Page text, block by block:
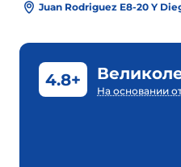
Juan Rodriguez E8-20 Y
4.8+
На основании